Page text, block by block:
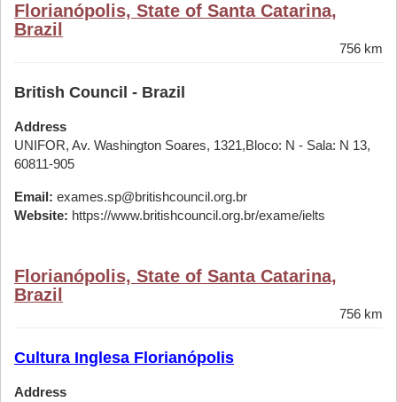
Florianópolis, State of Santa Catarina,
Brazil
756 km
British Council - Brazil
Address
UNIFOR, Av. Washington Soares, 1321,Bloco: N - Sala: N 13,
60811-905
Email: exames.sp@britishcouncil.org.br
Website: https://www.britishcouncil.org.br/exame/ielts
Florianópolis, State of Santa Catarina,
Brazil
756 km
Cultura Inglesa Florianópolis
Address